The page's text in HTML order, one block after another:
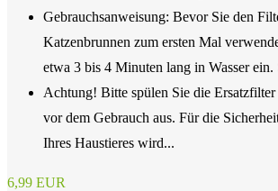
Gebrauchsanweisung: Bevor Sie den
Katzenbrunnen zum ersten Mal
etwa 3 bis 4 Minuten lang in Wasser ein.
Achtung! Bitte spülen Sie die
vor dem Gebrauch aus. Für die
Ihres Haustieres wird...
6,99 EUR